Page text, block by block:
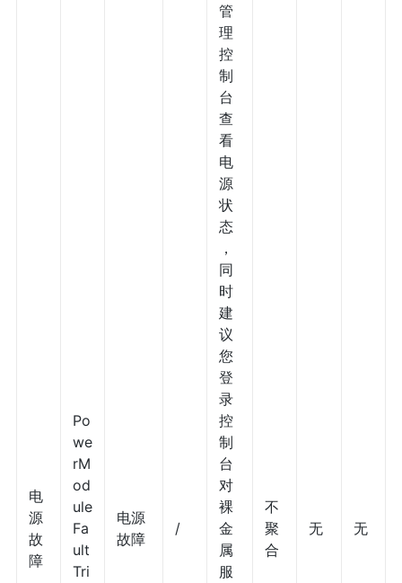
电
源
故
障
Po
we
rM
od
ule
Fa
ult
Tri
电源
故障
/
管
理
控
制
台
查
看
电
源
状
态
，
同
时
建
议
您
登
录
控
制
台
对
裸
金
属
服
不
聚
合
无 无